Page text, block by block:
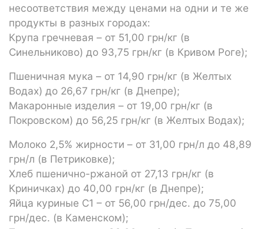
несоответствия между ценами на одни и те же
продукты в разных городах:
Крупа гречневая – от 51,00 грн/кг (в
Синельниково) до 93,75 грн/кг (в Кривом Роге);
Пшеничная мука – от 14,90 грн/кг (в Желтых
Водах) до 26,67 грн/кг (в Днепре);
Макаронные изделия – от 19,00 грн/кг (в
Покровском) до 56,25 грн/кг (в Желтых Водах);
Молоко 2,5% жирности – от 31,00 грн/л до 48,89
грн/л (в Петриковке);
Хлеб пшенично-ржаной от 27,13 грн/кг (в
Криничках) до 40,00 грн/кг (в Днепре);
Яйца куриные С1 – от 56,00 грн/дес. до 75,00
грн/дес. (в Каменском);